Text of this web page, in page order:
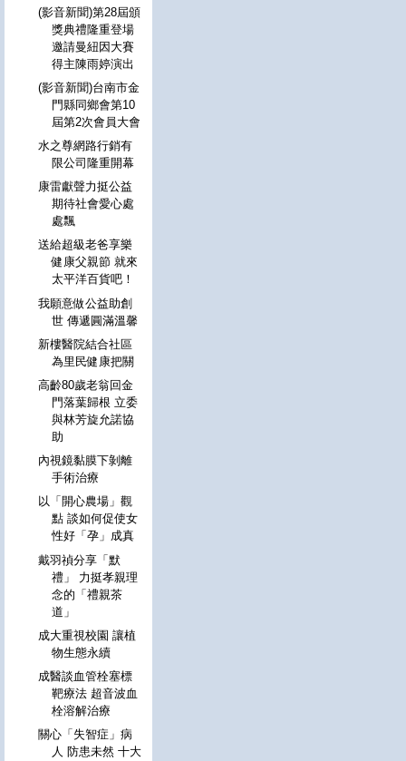
(影音新聞)第28屆頒
獎典禮隆重登場
邀請曼紐因大賽
得主陳雨婷演出
(影音新聞)台南市金
門縣同鄉會第10
屆第2次會員大會
水之尊網路行銷有
限公司隆重開幕
康雷獻聲力挺公益
期待社會愛心處
處飄
送給超級老爸享樂
健康父親節 就來
太平洋百貨吧！
我願意做公益助創
世 傳遞圓滿溫馨
新樓醫院結合社區
為里民健康把關
高齡80歲老翁回金
門落葉歸根 立委
與林芳旋允諾協
助
內視鏡黏膜下剝離
手術治療
以「開心農場」觀
點 談如何促使女
性好「孕」成真
戴羽禎分享「默
禮」 力挺孝親理
念的「禮親茶
道」
成大重視校園 讓植
物生態永續
成醫談血管栓塞標
靶療法 超音波血
栓溶解治療
關心「失智症」病
人 防患未然 十大